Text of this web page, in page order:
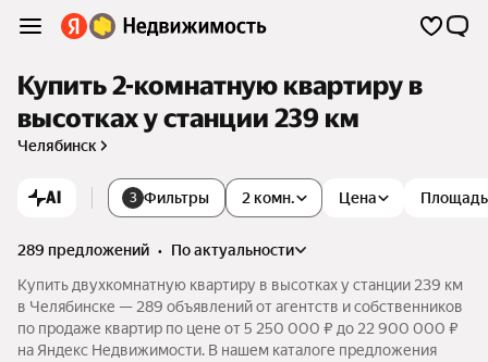
Купить 2-комнатную квартиру в
высотках у станции 239 км
Челябинск
AI 3 Фильтры 2 комн. Цена Площадь
289 предложений •
по актуальности
Купить двухкомнатную квартиру в высотках у станции 239 км
в Челябинске — 289 объявлений от агентств и собственников
по продаже квартир по цене от 5 250 000 ₽ до 22 900 000 ₽
на Яндекс Недвижимости. В нашем каталоге предложения